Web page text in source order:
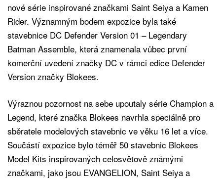
nové série inspirované značkami Saint Seiya a Kamen
Rider. Významným bodem expozice byla také
stavebnice DC Defender Version 01 – Legendary
Batman Assemble, která znamenala vůbec první
komerční uvedení značky DC v rámci edice Defender
Version značky Blokees.
Výraznou pozornost na sebe upoutaly série Champion a
Legend, které značka Blokees navrhla speciálně pro
sběratele modelových stavebnic ve věku 16 let a více.
Součástí expozice bylo téměř 50 stavebnic Blokees
Model Kits inspirovaných celosvětově známými
značkami, jako jsou EVANGELION, Saint Seiya a